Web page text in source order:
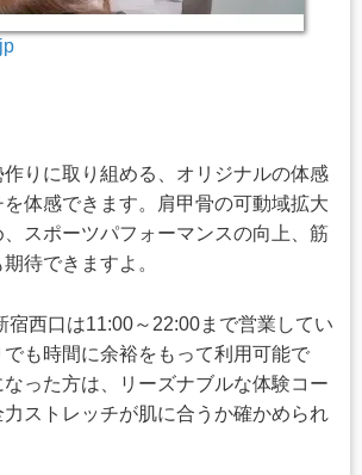
りに取り組める、オリジナルの体感
体感できます。肩甲骨の可動域拡大
スポーツパフォーマンスの向上、筋
待できますよ。
宿西口は11:00～22:00まで営業してい
も時間に余裕をもって利用可能で
った方は、リーズナブルな体験コー
ストレッチが肌に合うか確かめられ